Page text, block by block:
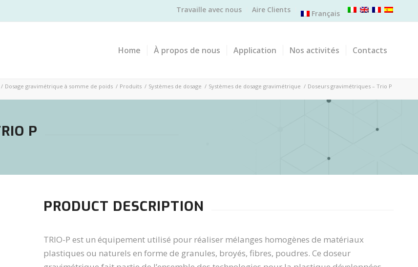
Travaille avec nous Aire Clients Français
Home À propos de nous Application Nos activités Contacts
/ Dosage gravimétrique à somme de poids / Produits / Systèmes de dosage / Systèmes de dosage gravimétrique / Doseurs gravimétriques – Trio P
P
PRODUCT DESCRIPTION
TRIO-P est un équipement utilisé pour réaliser mélanges homogènes de matériaux
plastiques ou naturels en forme de granules, broyés, fibres, poudres. Ce doseur